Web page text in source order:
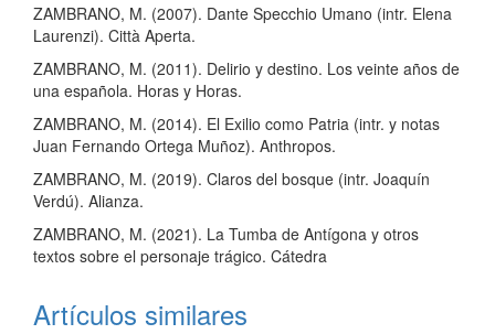
ZAMBRANO, M. (2007). Dante Specchio Umano (intr. Elena
Laurenzi). Città Aperta.
ZAMBRANO, M. (2011). Delirio y destino. Los veinte años de
una española. Horas y Horas.
ZAMBRANO, M. (2014). El Exilio como Patria (intr. y notas
Juan Fernando Ortega Muñoz). Anthropos.
ZAMBRANO, M. (2019). Claros del bosque (intr. Joaquín
Verdú). Alianza.
ZAMBRANO, M. (2021). La Tumba de Antígona y otros
textos sobre el personaje trágico. Cátedra
Artículos similares